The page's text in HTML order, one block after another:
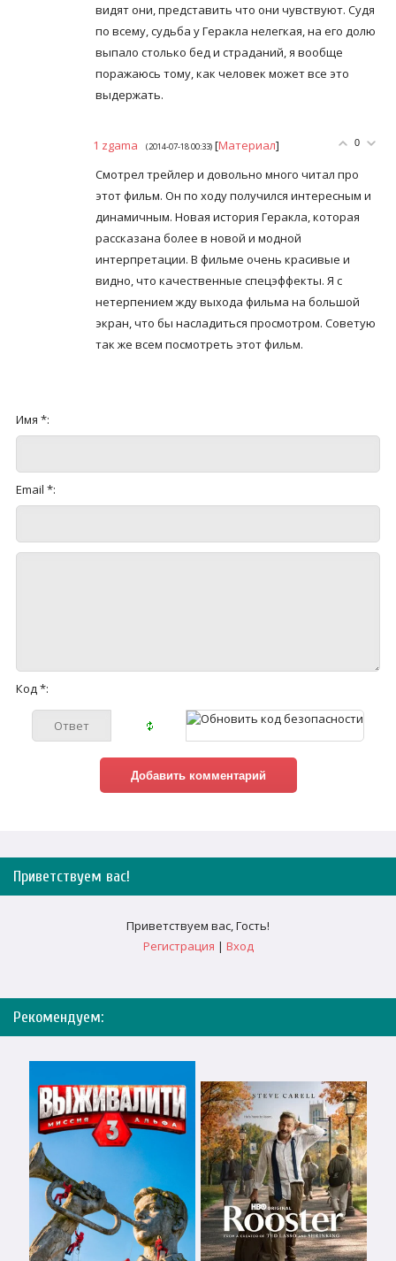
видят они, представить что они чувствуют. Судя
по всему, судьба у Геракла нелегкая, на его долю
выпало столько бед и страданий, я вообще
поражаюсь тому, как человек может все это
выдержать.
0
1 zgama (2014-07-18 00:33) [Материал]
Смотрел трейлер и довольно много читал про
этот фильм. Он по ходу получился интересным и
динамичным. Новая история Геракла, которая
рассказана более в новой и модной
интерпретации. В фильме очень красивые и
видно, что качественные спецэффекты. Я с
нетерпением жду выхода фильма на большой
экран, что бы насладиться просмотром. Советую
так же всем посмотреть этот фильм.
Имя *:
Email *:
Код *:
Приветствуем вас!
Приветствуем вас,Гость!
Регистрация | Вход
Рекомендуем: